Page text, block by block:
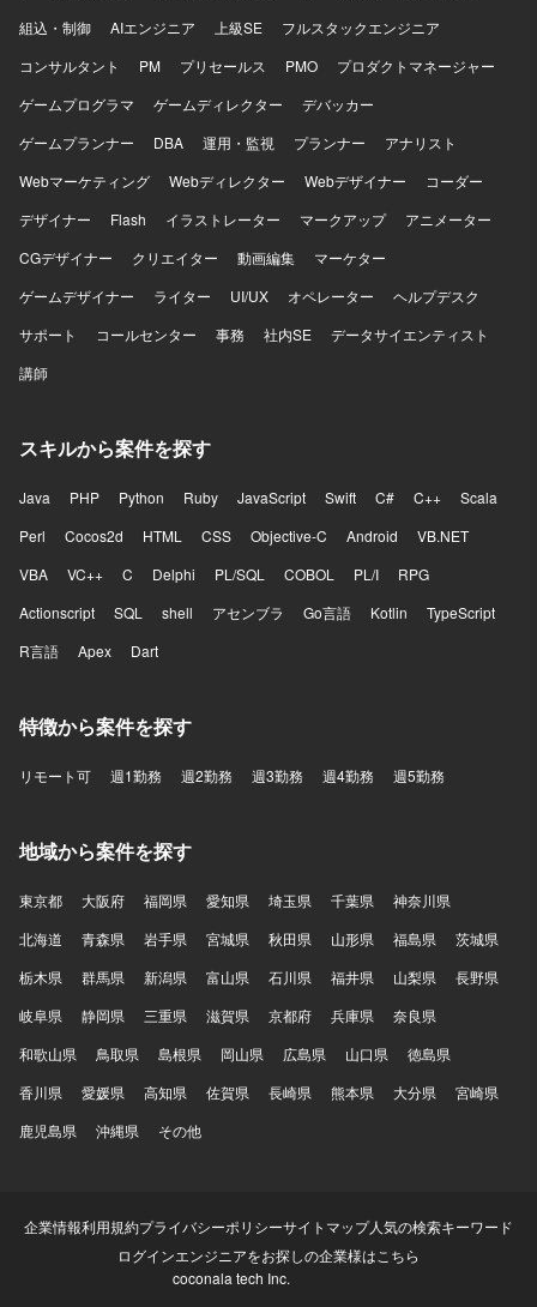
組込・制御
AIエンジニア 上級SE
フルスタックエンジニア
コンサルタント
PM プリセールス PMO
プロダクトマネージャー
ゲームプログラマ
ゲームディレクター
デバッカー
ゲームプランナー
DBA 運用・監視 プランナー
アナリスト
Webマーケティング
Webディレクター Webデザイナー
コーダー
デザイナー
Flash イラストレーター マークアップ
アニメーター
CGデザイナー
クリエイター 動画編集
マーケター
ゲームデザイナー
ライター UI/UX オペレーター
ヘルプデスク
サポート
コールセンター 事務 社内SE
データサイエンティスト
講師
スキルから案件を探す
Java PHP Python Ruby JavaScript Swift C# C++
Scala
Perl
Cocos2d HTML CSS Objective-C Android
VB.NET
VBA
VC++ C Delphi PL/SQL COBOL PL/I
RPG
Actionscript
SQL shell アセンブラ Go言語 Kotlin
TypeScript
R言語
Apex Dart
特徴から案件を探す
リモート可 週1勤務 週2勤務 週3勤務 週4勤務 週5勤務
地域から案件を探す
東京都 大阪府 福岡県 愛知県 埼玉県 千葉県
神奈川県
北海道
青森県 岩手県 宮城県 秋田県 山形県 福島県
茨城県
栃木県
群馬県 新潟県 富山県 石川県 福井県 山梨県
長野県
岐阜県
静岡県 三重県 滋賀県 京都府 兵庫県
奈良県
和歌山県
鳥取県 島根県 岡山県 広島県 山口県
徳島県
香川県
愛媛県 高知県 佐賀県 長崎県 熊本県 大分県
宮崎県
鹿児島県
沖縄県 その他
企業情報利用規約プライバシーポリシーサイトマップ人気の検索キーワード
ログインエンジニアをお探しの企業様はこちら
coconala tech Inc.